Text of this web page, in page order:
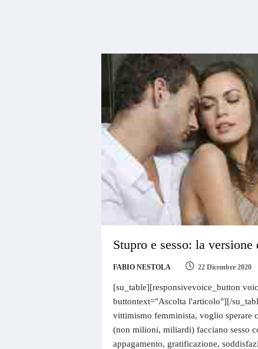
Stupro e sesso: la
FABIO NESTOLA 22 Dicembre 2020
[su_table][responsivevoice_button
buttontext="Ascolta l'articolo"][/
vittimismo femminista, voglio sperare
(non milioni, miliardi) facciano sesso
appagamento, gratificazione,